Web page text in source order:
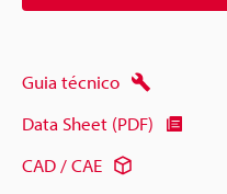
Guia técnico
Data Sheet (PDF)
CAD / CAE